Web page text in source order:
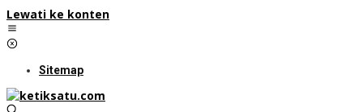
Lewati ke konten
Sitemap